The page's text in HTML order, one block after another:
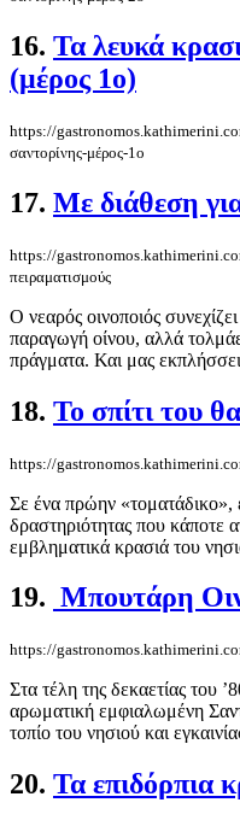
16. Τα λευκά
(μέρος 1ο)
https://
σαντορίνης-μέρος-1ο
17. Με διάθεση
https://
πειραματισμούς
Ο νεαρός οινοποιός
παραγωγή οίνου, αλλά
πράγματα. Και μας
18. Το σπίτι του
https://
Σε ένα πρώην «τοματάδικο»,
δραστηριότητας που κάποτε
εμβληματικά κρασιά του
19. Μπουτάρη
https://
Στα τέλη της δεκαετίας του
αρωματική εμφιαλωμένη
τοπίο του νησιού και
20. Τα επιδόρπια